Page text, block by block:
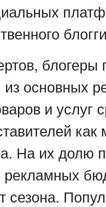
основных
и услуг
как
На их долю
рекламных
сезона.